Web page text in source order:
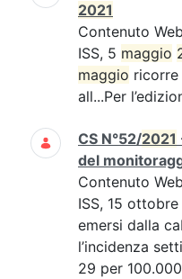
2021
Contenuto Web
ISS, 5 maggio
maggio
all...Per
CS N°52/2021
del
Contenuto Web
ISS, 15 ottobre
emersi dalla
l’incidenza
29 per